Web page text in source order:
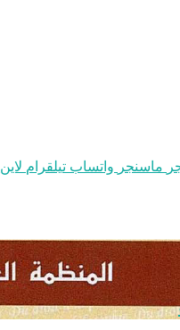
ماسنجر واتساب تيلقرام لاين